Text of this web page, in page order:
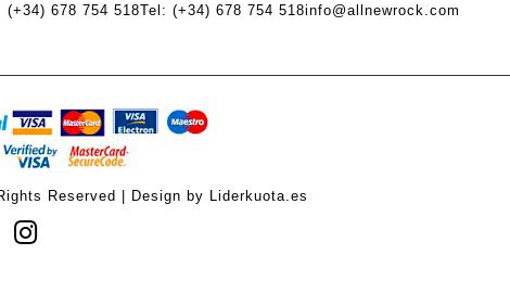
(+34) 678 754 518Tel: (+34) 678 754 518info@allnewrock.com
Reserved | Design by Liderkuota.es